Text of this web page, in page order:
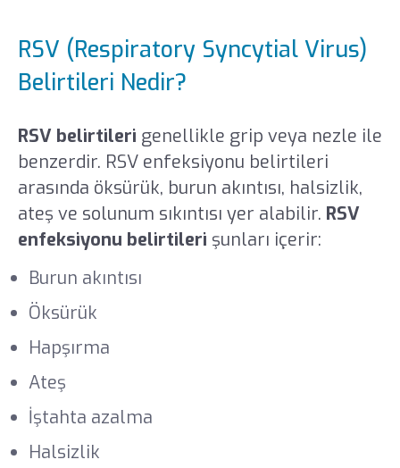
RSV (Respiratory Syncytial Virus)
Belirtileri Nedir?
RSV belirtileri genellikle grip veya nezle ile
benzerdir. RSV enfeksiyonu belirtileri
arasında öksürük, burun akıntısı, halsizlik,
ateş ve solunum sıkıntısı yer alabilir. RSV
enfeksiyonu belirtileri şunları içerir:
Burun akıntısı
Öksürük
Hapşırma
Ateş
İştahta azalma
Halsizlik